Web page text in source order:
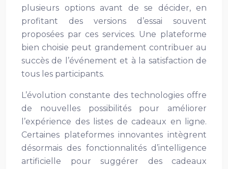
plusieurs options avant de se décider, en
profitant des versions d’essai souvent
proposées par ces services. Une plateforme
bien choisie peut grandement contribuer au
succès de l’événement et à la satisfaction de
tous les participants.
L’évolution constante des technologies offre
de nouvelles possibilités pour améliorer
l’expérience des listes de cadeaux en ligne.
Certaines plateformes innovantes intègrent
désormais des fonctionnalités d’intelligence
artificielle pour suggérer des cadeaux